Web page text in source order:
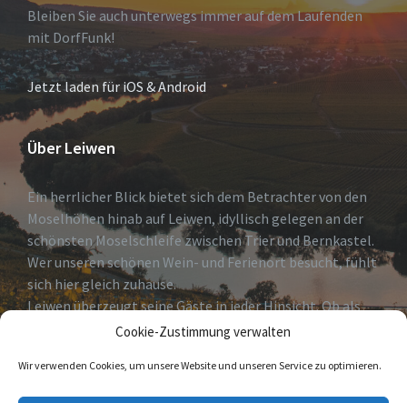
Cookie-Zustimmung verwalten
Wir verwenden Cookies, um unsere Website und unseren Service zu optimieren.
Bleiben Sie auch unterwegs immer auf dem Laufenden
mit DorfFunk!
Jetzt laden für iOS & Android
Über Leiwen
Ein herrlicher Blick bietet sich dem Betrachter von den
Moselhöhen hinab auf Leiwen, idyllisch gelegen an der
schönsten Moselschleife zwischen Trier und Bernkastel.
Wer unseren schönen Wein- und Ferienort besucht, fühlt
sich hier gleich zuhause.
Leiwen überzeugt seine Gäste in jeder Hinsicht. Ob als
erholsames Urlaubsdomizil, Geheimtip für Weinkenner
werden wollen oder Eldorado für Freizeitsportler.